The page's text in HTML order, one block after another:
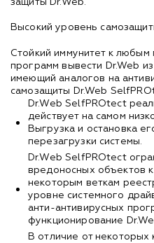
защиты Dr.Web.
Высокий уровень
Стойкий иммунитет к
программ вывести Dr.Web
имеющий аналогов на
самозащиты Dr.Web
Dr.Web SelfPROtect
действует на самом
Выгрузка и остановка
перезагрузки системы.
Dr.Web SelfPROtect
вредоносных объектов
некоторым веткам
уровне системного
анти-антивирусных
функционирование
В отличие от